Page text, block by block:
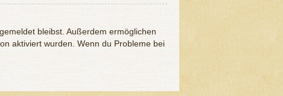
bleibst. Außerdem ermöglichen
aktiviert wurden. Wenn du Probleme bei